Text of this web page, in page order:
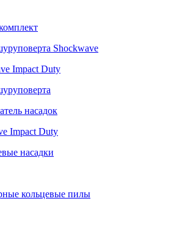
Shockwave
Impact Duty
насадок
Impact Duty
насадки
кольцевые пилы